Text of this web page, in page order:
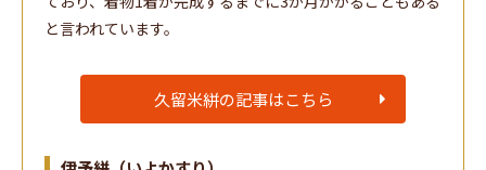
と言われています。
久留米絣の記事はこちら